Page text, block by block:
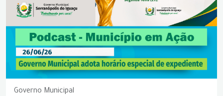
Governo Municipal